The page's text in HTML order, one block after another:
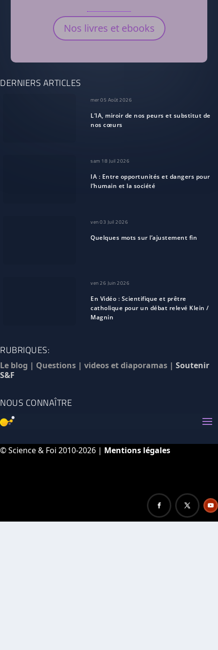
Nos livres et ebooks
DERNIERS ARTICLES
mer 05 Août 2026
L’IA, miroir de nos peurs et substitut de
nos cœurs
sam 18 Juil 2026
IA : Entre opportunités et dangers pour
l’humain et la société
ven 03 Juil 2026
Quelques mots sur l’ajustement fin
ven 26 Juin 2026
En Vidéo : Scientifique et prêtre
catholique pour un débat relevé Klein /
Magnin
RUBRIQUES:
Le blog | Questions | videos et diaporamas | Soutenir
S&F
NOUS CONNAÎTRE
© Science & Foi 2010-2026 | Mentions légales